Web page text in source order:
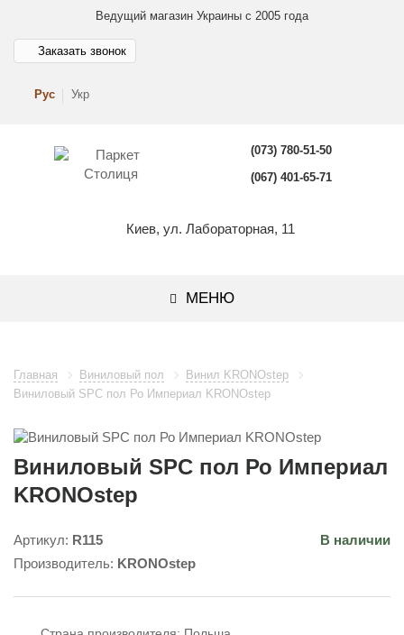
Ведущий магазин Украины с 2005 года
Рус Укр
Заказать звонок
(073) 780-51-50
(067) 401-65-71
Киев, ул. Лабораторная, 11
МЕНЮ
Главная Виниловый пол
Винил KRONOstep
Виниловый SPC пол Ро Империал KRONOstep
Виниловый SPC пол Ро Империал
KRONOstep
Артикул: R115
В наличии
Производитель: KRONOstep